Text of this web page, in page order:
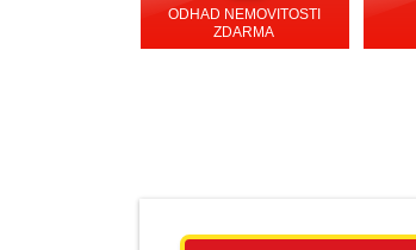
ODHAD NEMOVITOSTI
ZDARMA